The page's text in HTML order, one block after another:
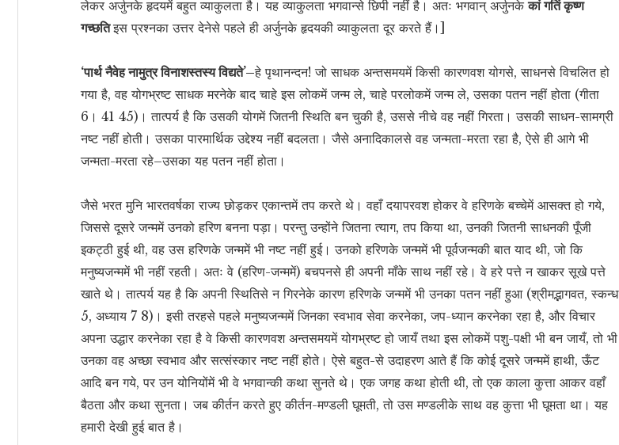
लेकर अर्जुनके हृदयमें बहुत व्याकुलता है। यह व्याकुलता भगवान्से छिपी नहीं है। अतः भगवान् अर्जुनकेकां गतिं कृष्ण
गच्छतिइस प्रश्नका उत्तर देनेसे पहले ही अर्जुनके हृदयकी व्याकुलता दूर करते हैं।]
‘पार्थ नैवेह नामुत्र विनाशस्तस्य विद्यते’–हे पृथानन्दन! जो साधक अन्तसमयमें किसी कारणवश योगसे, साधनसे विचलित हो
गया है, वह योगभ्रष्ट साधक मरनेके बाद चाहे इस लोकमें जन्म ले, चाहे परलोकमें जन्म ले, उसका पतन नहीं होता (गीता
6। 41 45)। तात्पर्य है कि उसकी योगमें जितनी स्थिति बन चुकी है, उससे नीचे वह नहीं गिरता। उसकी साधन-सामग्री
नष्ट नहीं होती। उसका पारमार्थिक उद्देश्य नहीं बदलता। जैसे अनादिकालसे वह जन्मता-मरता रहा है, ऐसे ही आगे भी
जन्मता-मरता रहे–उसका यह पतन नहीं होता।
जैसे भरत मुनि भारतवर्षका राज्य छोड़कर एकान्तमें तप करते थे। वहाँ दयापरवश होकर वे हरिणके बच्चेमें आसक्त हो गये,
जिससे दूसरे जन्ममें उनको हरिण बनना पड़ा। परन्तु उन्होंने जितना त्याग, तप किया था, उनकी जितनी साधनकी पूँजी
इकट्ठी हुई थी, वह उस हरिणके जन्ममें भी नष्ट नहीं हुई। उनको हरिणके जन्ममें भी पूर्वजन्मकी बात याद थी, जो कि
मनुष्यजन्ममें भी नहीं रहती। अतः वे (हरिण-जन्ममें) बचपनसे ही अपनी माँके साथ नहीं रहे। वे हरे पत्ते न खाकर सूखे पत्ते
खाते थे। तात्पर्य यह है कि अपनी स्थितिसे न गिरनेके कारण हरिणके जन्ममें भी उनका पतन नहीं हुआ (श्रीमद्भागवत, स्कन्ध
5, अध्याय 7 8)। इसी तरहसे पहले मनुष्यजन्ममें जिनका स्वभाव सेवा करनेका, जप-ध्यान करनेका रहा है, और विचार
अपना उद्धार करनेका रहा है वे किसी कारणवश अन्तसमयमें योगभ्रष्ट हो जायँ तथा इस लोकमें पशु-पक्षी भी बन जायँ, तो भी
उनका वह अच्छा स्वभाव और सत्संस्कार नष्ट नहीं होते। ऐसे बहुत-से उदाहरण आते हैं कि कोई दूसरे जन्ममें हाथी, ऊँट
आदि बन गये, पर उन योनियोंमें भी वे भगवान्की कथा सुनते थे। एक जगह कथा होती थी, तो एक काला कुत्ता आकर वहाँ
बैठता और कथा सुनता। जब कीर्तन करते हुए कीर्तन-मण्डली घूमती, तो उस मण्डलीके साथ वह कुत्ता भी घूमता था। यह
हमारी देखी हुई बात है।